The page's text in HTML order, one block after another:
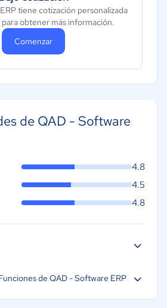
tiene cotización personalizada
obtener más información.
Comenzar
de QAD - Software
4.8
4.5
4.8
de QAD - Software ERP